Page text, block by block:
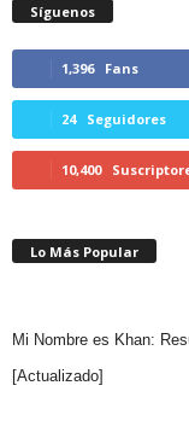
Síguenos
1,396 Fans
24 Seguidores
10,400
Lo Más Popular
Mi Nombre es Khan:
[Actualizado]